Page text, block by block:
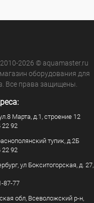
2026 © aquamaster.ru
оборудования для
Все права защищены.
Марта, д.1, строение 12
22 92
тупик, д.2Б
22 92
ул Бокситогорская, д. 27,
87-77
обл, Всеволожский р-н,